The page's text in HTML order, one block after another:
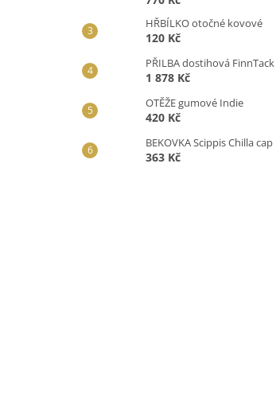
HŘBÍLKO otočné kovové
120 Kč
PŘILBA dostihová FinnTack
1 878 Kč
OTĚŽE gumové Indie
420 Kč
BEKOVKA Scippis Chilla cap
363 Kč